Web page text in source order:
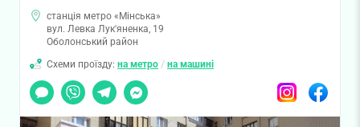
станція метро «Мінська»
вул. Левка Лук'яненка, 19
Оболонський район
Схеми проїзду: на метро / на машині
Чат
Viber TelegramMessenger InstagramFacebook